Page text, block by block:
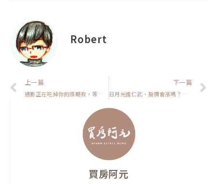
Robert
上一頁
上一篇
通膨正在吃掉你的頭期款，等越久越難買【我真的好想買房子】
下一篇
日月光進仁武，房價會漲嗎？【高雄在地人閒聊】
買房阿元